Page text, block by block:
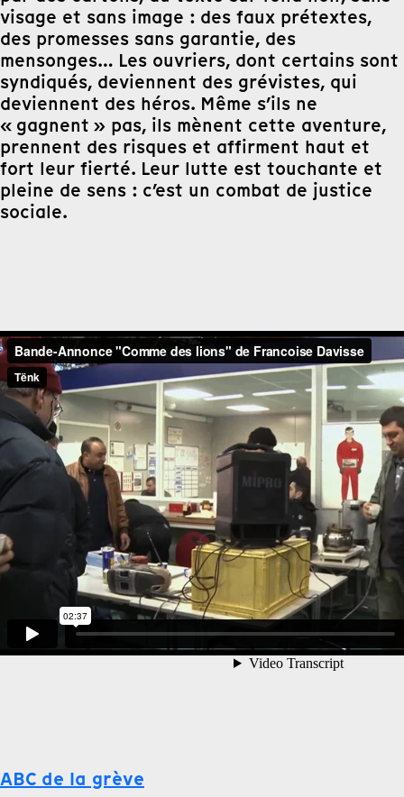
visage et sans image : des faux prétextes,
des promesses sans garantie, des
mensonges… Les ouvriers, dont certains sont
syndiqués, deviennent des grévistes, qui
deviennent des héros. Même s’ils ne
« gagnent » pas, ils mènent cette aventure,
prennent des risques et affirment haut et
fort leur fierté. Leur lutte est touchante et
pleine de sens : c’est un combat de justice
sociale.
ABC de la grève